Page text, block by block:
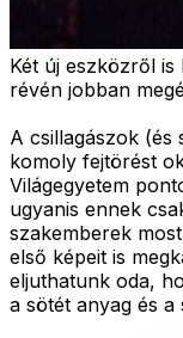
Két új eszközről
révén jobban
A csillagászok (és
komoly fejtörést
Világegyetem
ugyanis ennek
szakemberek
első képeit is
eljuthatunk oda,
a sötét anyag és